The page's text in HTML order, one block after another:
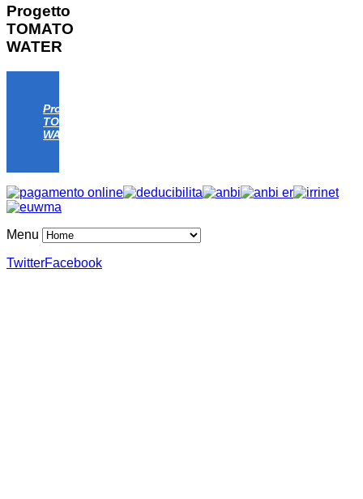
Progetto
TOMATO
WATER
Progetto
TOMATO
WATER
Menu
TwitterFacebook